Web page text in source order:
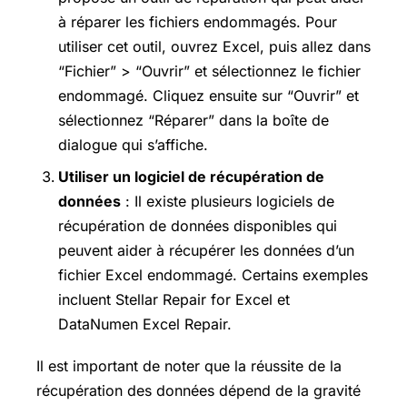
à réparer les fichiers endommagés. Pour
utiliser cet outil, ouvrez Excel, puis allez dans
“Fichier” > “Ouvrir” et sélectionnez le fichier
endommagé. Cliquez ensuite sur “Ouvrir” et
sélectionnez “Réparer” dans la boîte de
dialogue qui s’affiche.
Utiliser un logiciel de récupération de
données : Il existe plusieurs logiciels de
récupération de données disponibles qui
peuvent aider à récupérer les données d’un
fichier Excel endommagé. Certains exemples
incluent Stellar Repair for Excel et
DataNumen Excel Repair.
Il est important de noter que la réussite de la
récupération des données dépend de la gravité